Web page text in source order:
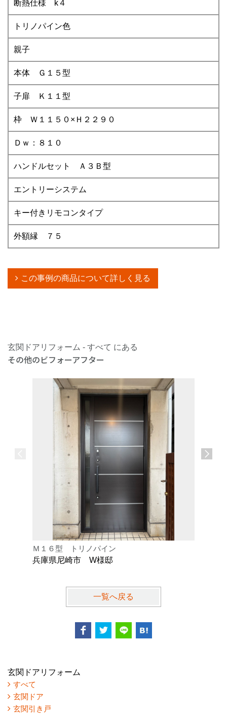
断熱仕様 k４
トリノパイン色
親子
本体 Ｇ１５型
子扉 Ｋ１１型
枠 Ｗ１１５０×Ｈ２２９０
Ｄｗ：８１０
ハンドルセット Ａ３Ｂ型
エントリーシステム
キー付きリモコンタイプ
外額縁 ７５
この事例の商品について詳しく見る
玄関ドアリフォーム - すべて にある
その他のビフォーアフター
Ｍ１６型 トリノパイン
兵庫県尼崎市 W様邸
一覧へ戻る
玄関ドアリフォーム
すべて
玄関ドア
玄関引き戸